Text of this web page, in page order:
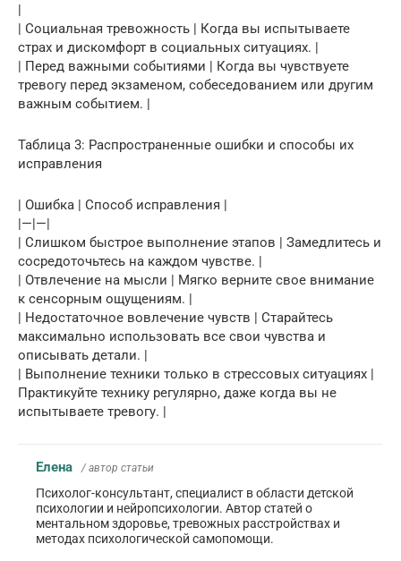
|
| Социальная тревожность | Когда вы испытываете
страх и дискомфорт в социальных ситуациях. |
| Перед важными событиями | Когда вы чувствуете
тревогу перед экзаменом, собеседованием или другим
важным событием. |
Таблица 3: Распространенные ошибки и способы их
исправления
| Ошибка | Способ исправления |
|—|—|
| Слишком быстрое выполнение этапов | Замедлитесь и
сосредоточьтесь на каждом чувстве. |
| Отвлечение на мысли | Мягко верните свое внимание
к сенсорным ощущениям. |
| Недостаточное вовлечение чувств | Старайтесь
максимально использовать все свои чувства и
описывать детали. |
| Выполнение техники только в стрессовых ситуациях |
Практикуйте технику регулярно, даже когда вы не
испытываете тревогу. |
Елена / автор статьи
Психолог-консультант, специалист в области детской
психологии и нейропсихологии. Автор статей о
ментальном здоровье, тревожных расстройствах и
методах психологической самопомощи.